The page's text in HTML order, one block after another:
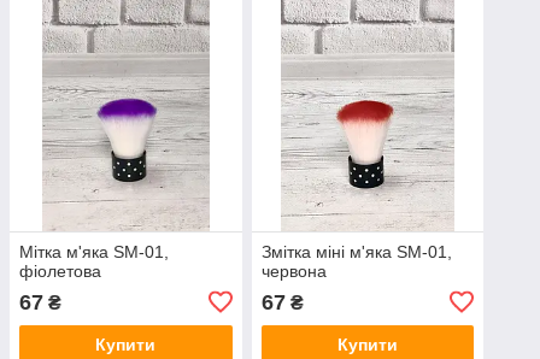
Мітка м'яка SM-01,
фіолетова
67 ₴
Купити
Змітка міні м'яка SM-01,
червона
67₴
Купити